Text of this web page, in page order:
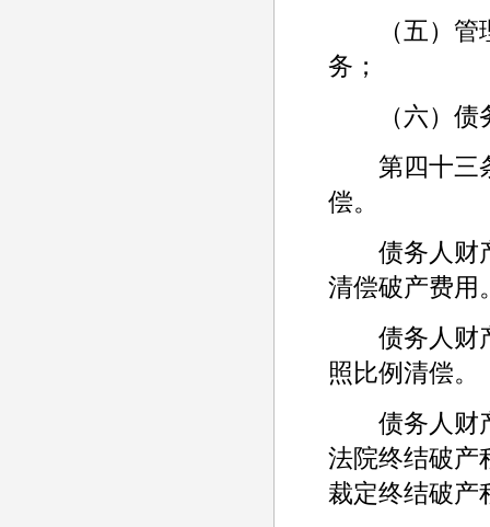
（五）管理
务；
（六）债务
第四十三条
偿。
债务人财产
清偿破产费用
债务人财产
照比例清偿。
债务人财产
法院终结破产
裁定终结破产